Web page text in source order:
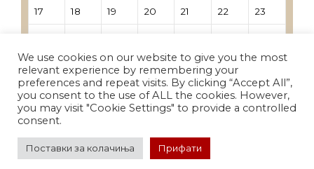
17 18 19 20 21 22 23
31
« Јун
© 2026 СУНР• Built withGeneratePress
We use cookies on our website to give you the most
relevant experience by remembering your
preferences and repeat visits. By clicking “Accept All”,
you consent to the use of ALL the cookies. However,
you may visit "Cookie Settings" to provide a controlled
consent.
Поставки за колачиња Прифати